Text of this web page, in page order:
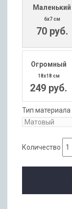
Маленький
6x7 см
70 руб.
Огромный
18x18 см
249 руб.
Тип материала
Количество